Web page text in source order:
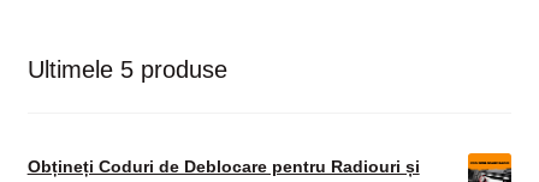
Ultimele 5 produse
Obțineți Coduri de Deblocare pentru Radiouri și